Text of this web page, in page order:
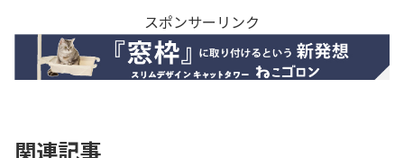
スポンサーリンク
関連記事